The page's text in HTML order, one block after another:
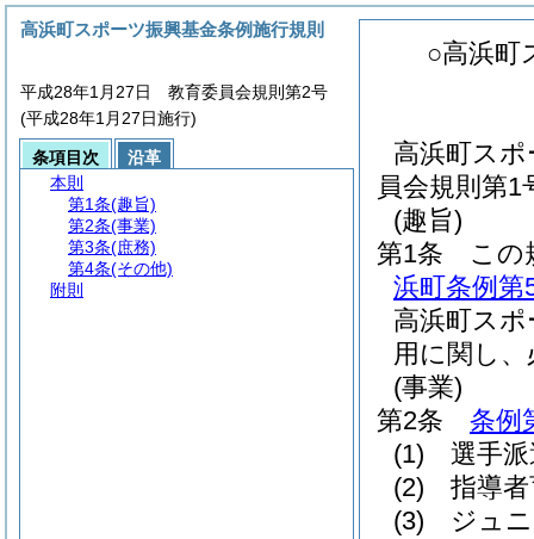
○高浜町
高浜町スポ
員会規則第
(趣旨)
第1条
この
浜町条例第
高浜町ス
用に関し
(事業)
第2条
条例
(1)
選手
(2)
指導
(3)
ジュ
高浜町スポーツ振興基金条例施行規則
平成28年1月27日 教育委員会規則第2号
(平成28年1月27日施行)
条項目次
沿革
本則
第1条(趣旨)
第2条(事業)
第3条(庶務)
第4条(その他)
附則